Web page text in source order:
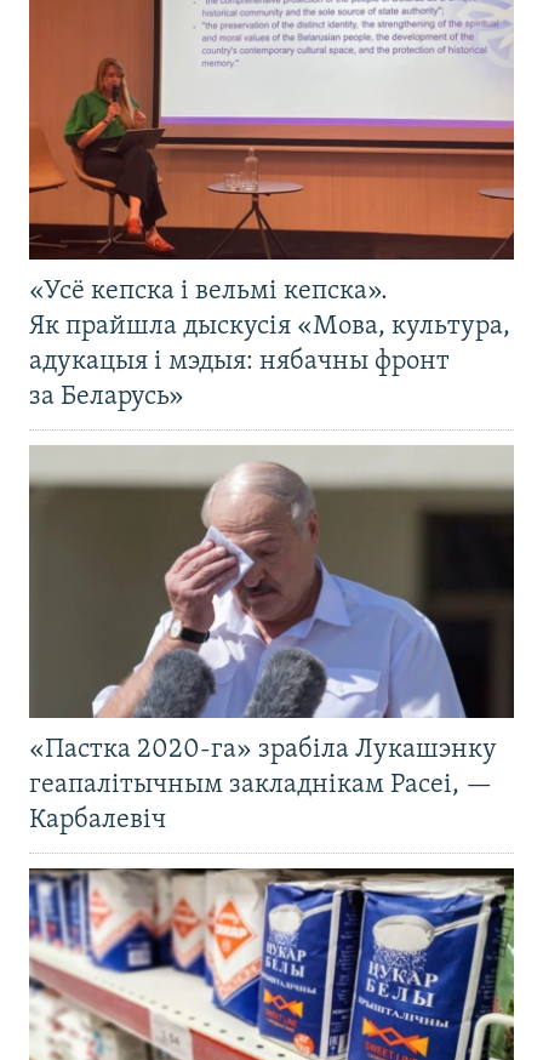
«Усё кепска і вельмі кепска».
Як прайшла дыскусія «Мова, культура,
адукацыя і мэдыя: нябачны фронт
за Беларусь»
«Пастка 2020-га» зрабіла Лукашэнку
геапалітычным закладнікам Расеі, —
Карбалевіч